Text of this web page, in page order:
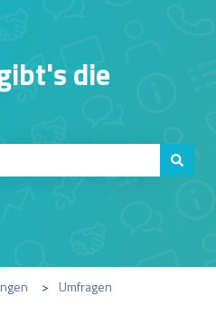
die
Umfragen